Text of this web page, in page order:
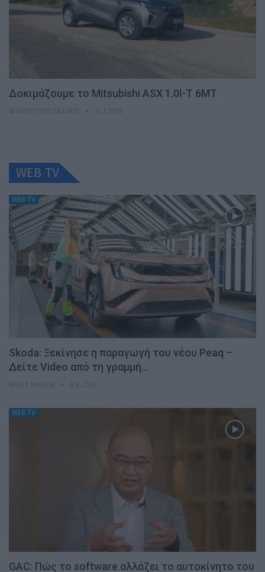
Δοκιμάζουμε το Mitsubishi ASX 1.0l-T 6MT
WEB TV
WEB TV
Skoda: Ξεκίνησε η παραγωγή του νέου Peaq –
Δείτε Video από τη γραμμή…
WEB TV
GAC: Πώς το software αλλάζει το αυτοκίνητο του